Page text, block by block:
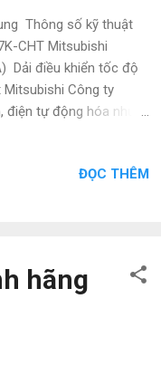
Thông số kỹ thuật
CHT Mitsubishi
Dải điều khiển tốc độ
Công ty
tự động hóa như:
ĐỌC THÊM
hãng